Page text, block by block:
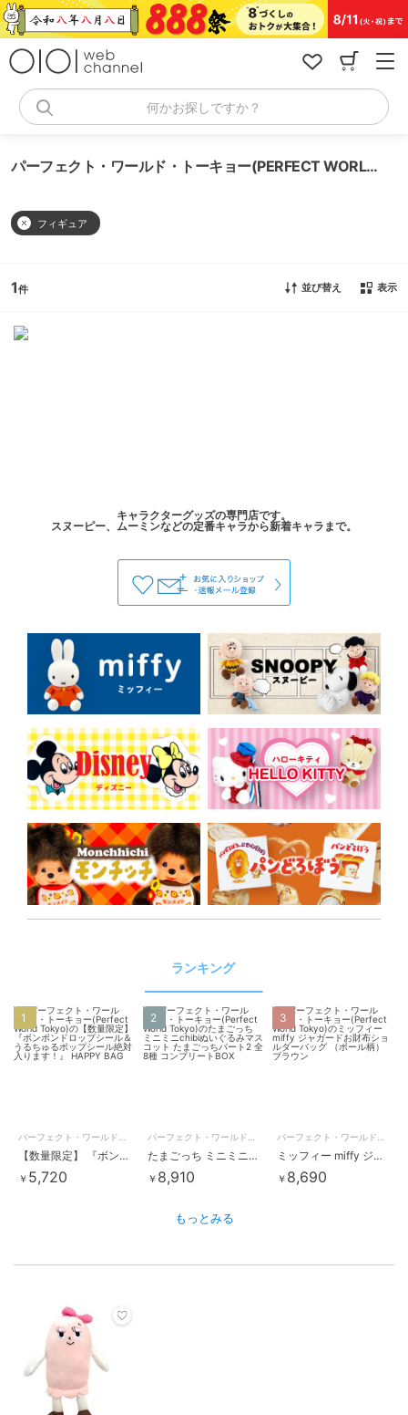
コ
ン
何かお探しですか？
パーフェクト・ワールド・トーキョー(PERFECT WORLD TOKYO) フィギュア
フィギュア
1 並び替え 表示
キャラクターグッズの専門店です。
ランキング
【数量限定】 『ボンボンドロップシール＆うるちゅるポップシール絶対入ります！』 HAPPY BAG
￥ 5,720
1
たまごっち ミニミニchibiぬいぐるみマスコット たまごっちパート2 全8種 コンプリートBOX
￥ 8,910
2
ミッフィー miffy ジャガードお財布ショルダーバッグ （ボール柄） ブラウン
￥ 8,690
3
もっとみる